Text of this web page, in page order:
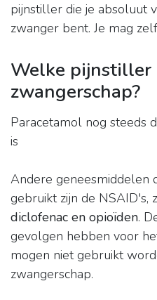
pijnstiller die je absoluut
zwanger bent. Je mag
Welke pijnstiller
zwangerschap?
Paracetamol nog steeds
is
Andere geneesmiddelen
gebruikt zijn de NSAID's,
diclofenac en opioïden.
gevolgen hebben voor
mogen niet gebruikt
zwangerschap.